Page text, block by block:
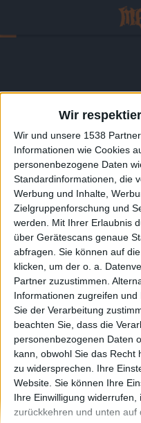
Wir
Wir und unsere 1538
Informationen wie Cookies
personenbezogene Daten
Standardinformationen, die
Werbung und Inhalte,
Zielgruppenforschung und
werden.
Mit Ihrer Erlaubnis
über Gerätescans genaue
abfragen. Sie können auf
klicken, um der o. a.
Partner zuzustimmen.
Informationen zugreifen
Sie der Verarbeitung
beachten Sie, dass die
personenbezogenen Daten
kann, obwohl Sie das Recht
zu widersprechen. Ihre
Website. Sie können Ihre
Ihre Einwilligung
zurückkehren und unten auf